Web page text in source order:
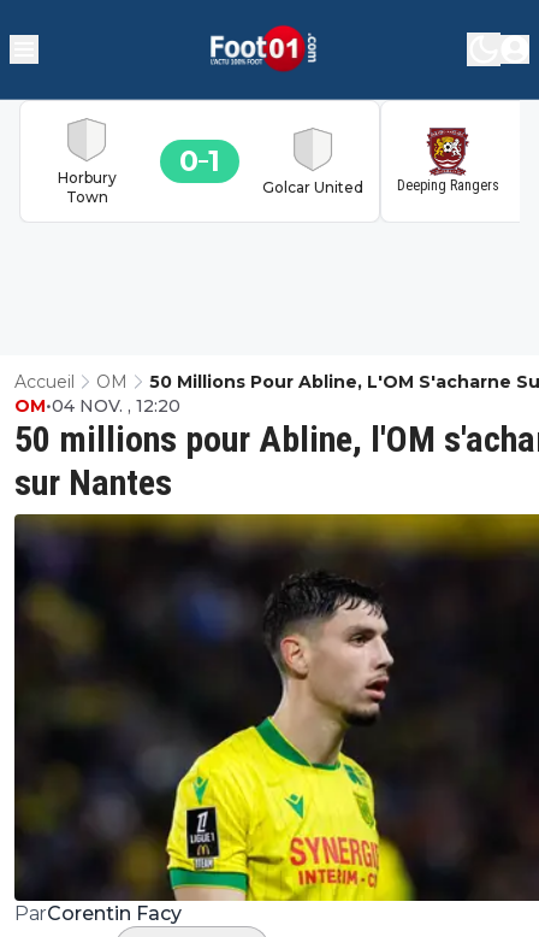
Horbury
Town
0 1
Golcar United Deeping Rangers
Accueil OM
50 Millions Pour Abline, L'OM S'acharne
Nantes
50 millions pour Abline, l'OM
sur Nantes
OM•04 NOV. , 12:20
ParCorentin Facy